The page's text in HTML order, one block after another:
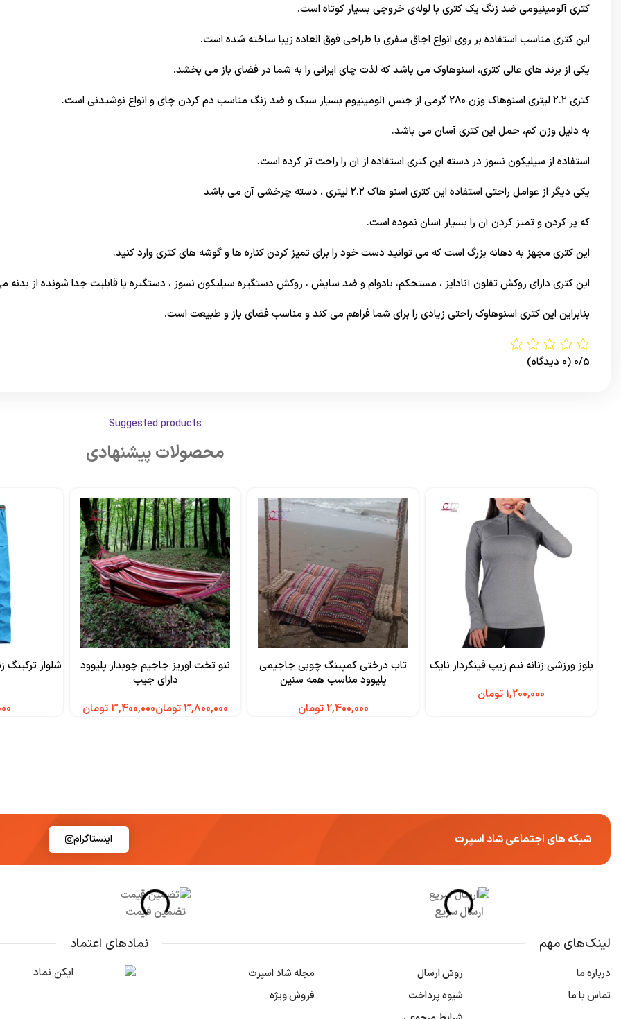
کتری آلومینیومی ضد زنگ یک کتری با لوله‌ی خروجی بسیار کوتاه است.
این کتری مناسب استفاده بر روی انواع اجاق سفری با طراحی فوق العاده زیبا ساخته شده است.
یکی از برند های عالی کتری، اسنوهاوک می باشد که لذت چای ایرانی را به شما در فضای باز می بخشد.
کتری ۲.۲ لیتری اسنوهاک وزن 280 گرمی از جنس آلومینیوم بسیار سبک و ضد زنگ مناسب دم کردن چای و انواع نوشیدنی است.
به دلیل وزن کم، حمل این کتری آسان می باشد.
استفاده از سیلیکون نسوز در دسته این کتری استفاده از آن را راحت تر کرده است.
یکی دیگر از عوامل راحتی استفاده این کتری اسنو هاک ۲.۲ لیتری ، دسته چرخشی آن می باشد
که پر کردن و تمیز کردن آن را بسیار آسان نموده است.
این کتری مجهز به دهانه بزرگ است که می توانید دست خود را برای تمیز کردن کناره ها و گوشه های کتری وارد کنید.
این کتری داراي روکش تفلون آنادایز ، مستحکم، بادوام و ضد سایش ، روکش دستگیره سیلیکون نسوز ، دستگیره با قابلیت جدا شونده از بدنه
بنابراین این کتری اسنوهاوک راحتی زیادی را برای شما فراهم می کند و مناسب فضای باز و طبیعت است.
0/5 (0 دیدگاه)
Suggested products
محصولات پیشنهادی
بلوز ورزشی زنانه نیم زیپ فینگردار نایک
تومان
تاب درختی کمپینگ چوبی جاجیمی
پلیوود مناسب همه سنین
تومان
ننو تخت اوریز جاجیم چوبدار پلیوود
دارای جیب
تومان
تومان
شبکه های اجتماعی شاد اسپرت اینستاگرام
ارسال سریع تضمین قیمت
لینک‌های مهم
درباره ما
تماس با ما
روش ارسال
شیوه پرداخت
مجله شاد اسپرت
فروش ویژه
نمادهای اعتماد